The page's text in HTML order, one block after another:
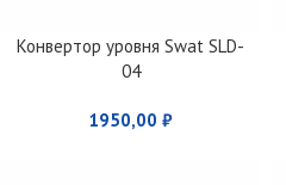
Конвертор уровня Swat SLD-
04
1950,00 ₽